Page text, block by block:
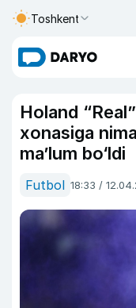
Toshkent
Holand
xonasiga
ma’lum bo‘ldi
Futbol 18:33 /